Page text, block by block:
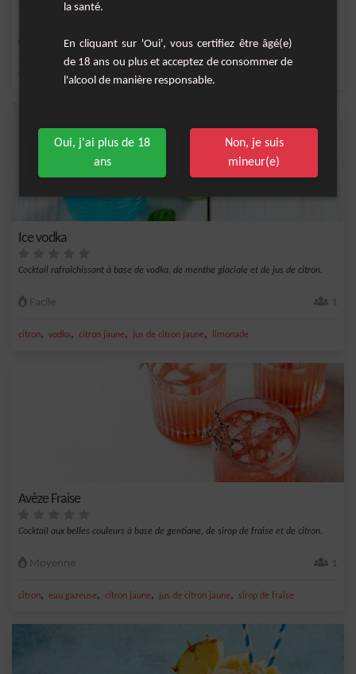
Très bon cocktail sans alcool à base de cerise, citron et fruit de la passion.
citron eau gazeuse , jus de citron jaune glace ,
Ice vodka
Cocktail rafraîchissant à base de vodka, de menthe glaciale et de jus de citron.
Facile 1
citron, vodka, citron jaune, jus de citron jaune, limonade
Avèze Fraise
Cocktail aux belles couleurs à base de gentiane, de sirop de fraise et de citron.
Moyenne 1
citron, eau gazeuse, citron jaune, jus de citron jaune, sirop de fraise
la santé.
En cliquant sur 'Oui', vous certifiez être âgé(e)
de 18 ans ou plus et acceptez de consommer de
l'alcool de manière responsable.
Oui, j'ai plus de 18
ans
Non, je suis
mineur(e)